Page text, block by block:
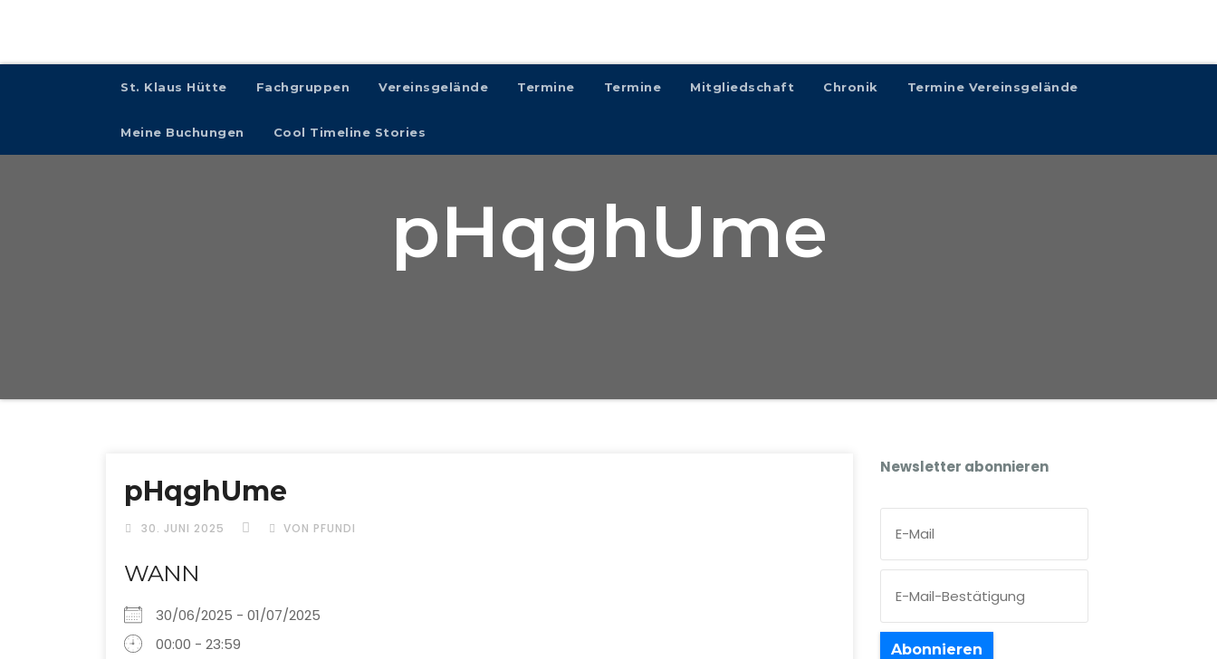
St. Klaus Hütte Fachgruppen Vereinsgelände Termine Termine Mitgliedschaft Chronik Termine Vereinsgelände
Meine Buchungen Cool Timeline Stories
pHqghUme
pHqghUme
30. JUNI 2025 VON PFUNDI
WANN
30/06/2025 - 01/07/2025
00:00 - 23:59
Newsletter abonnieren
Abonnieren